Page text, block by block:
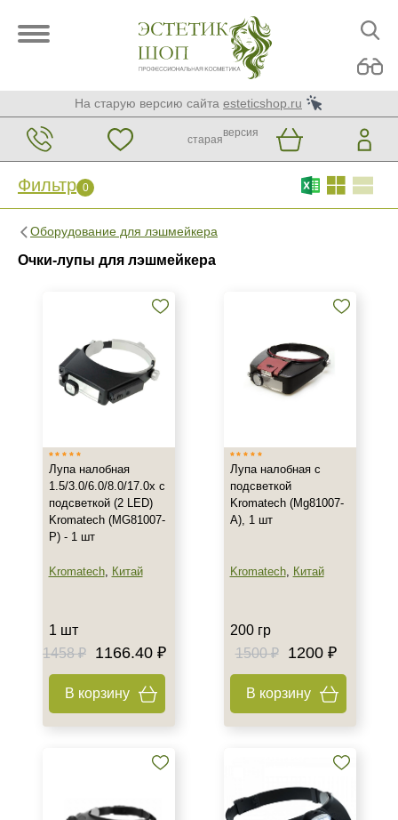
На старую версию сайта esteticshop.ru
старая
версия
Фильтр 0
Оборудование для лэшмейкера
Очки-лупы для лэшмейкера
Фильтр 0
Китай
200 гр
Лупа налобная
1.5/3.0/6.0/8.0/17.0x с
подсветкой (2 LED)
Kromatech (MG81007-
P) - 1 шт
Kromatech, Китай
1 шт
1458 ₽
1166.40 ₽
В корзину
Лупа налобная с
подсветкой
Kromatech (Mg81007-
A), 1 шт
Kromatech, Китай
200 гр
1500 ₽
1200 ₽
В корзину